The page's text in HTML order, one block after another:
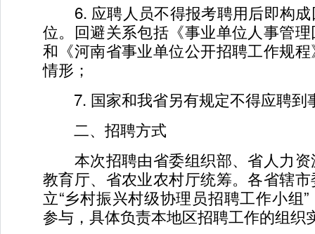
6. 应聘人员不得报考聘用后即构成
位。回避关系包括《事业单位人事管
和《河南省事业单位公开招聘工作规
情形；
7. 国家和我省另有规定不得应聘到
二、招聘方式
本次招聘由省委组织部、省人力资
教育厅、省农业农村厅统筹。各省辖
立“乡村振兴村级协理员招聘工作小组
参与，具体负责本地区招聘工作的组织